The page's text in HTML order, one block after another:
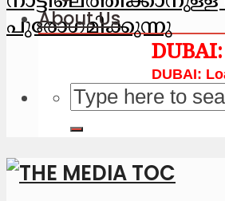
പുരോഗമിക്കുന്നു
About Us